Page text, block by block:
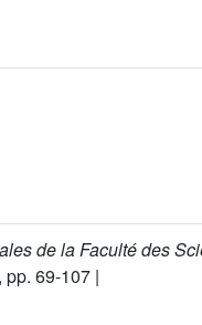
de la Faculté des
pp. 69-107 |